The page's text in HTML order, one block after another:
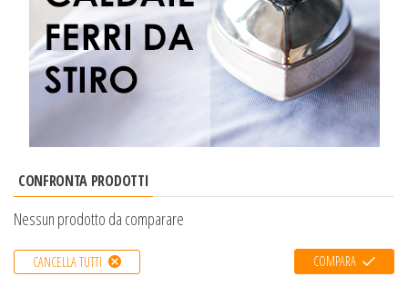
CONFRONTA PRODOTTI
Nessun prodotto da comparare
CANCELLA TUTTI COMPARA